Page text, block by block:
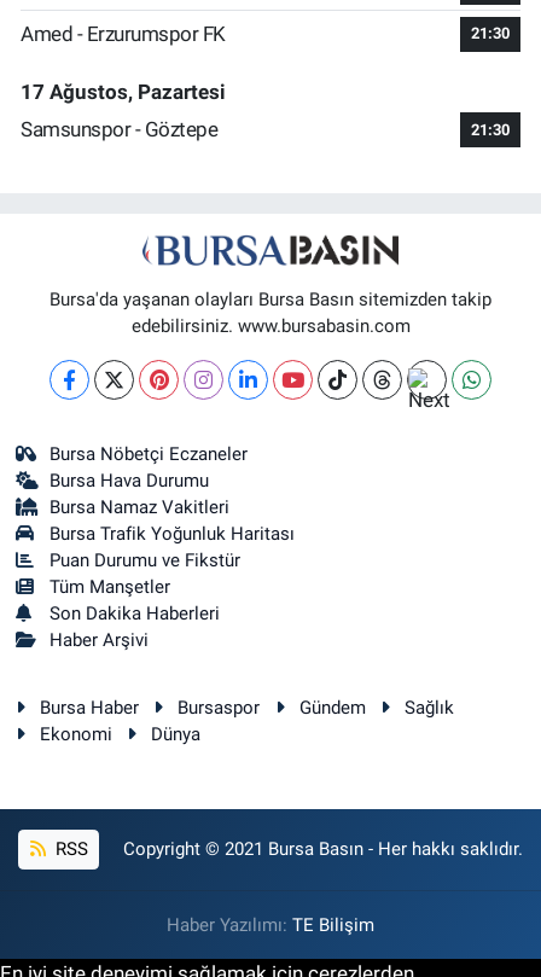
Amed - Erzurumspor FK 21:30
17 Ağustos, Pazartesi
Samsunspor - Göztepe
21:30
Bursa'da yaşanan olayları Bursa Basın sitemizden takip
edebilirsiniz. www.bursabasin.com
Bursa Nöbetçi Eczaneler
Bursa Hava Durumu
Bursa Namaz Vakitleri
Bursa Trafik Yoğunluk Haritası
Puan Durumu ve Fikstür
Tüm Manşetler
Son Dakika Haberleri
Haber Arşivi
Bursa Haber Bursaspor Gündem
Sağlık
Ekonomi
Dünya
RSS Copyright © 2021 Bursa Basın - Her hakkı saklıdır.
Haber Yazılımı: TE Bilişim